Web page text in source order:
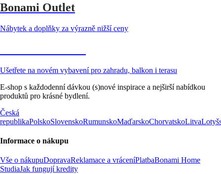
Bonami Outlet
Nábytek a doplňky za výrazně nižší ceny
Ušetřete na novém vybavení pro zahradu, balkon i terasu
E-shop s každodenní dávkou (s)nové inspirace a nejširší nabídkou
produktů pro krásné bydlení.
Česká
republikaPolskoSlovenskoRumunskoMaďarskoChorvatskoLitva
Informace o nákupu
Vše o nákupuDopravaReklamace a vráceníPlatbaBonami Home
StudiaJak fungují kredity